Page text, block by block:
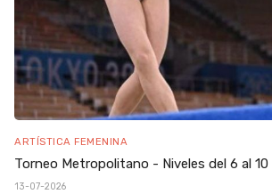
ARTÍSTICA FEMENINA
Torneo Metropolitano - Niveles del 6 al 10
13-07-2026